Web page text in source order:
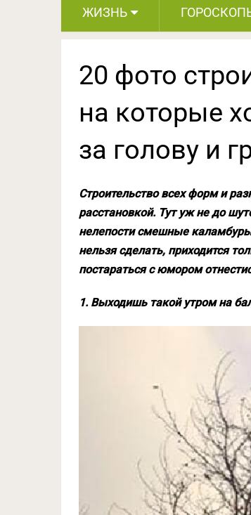
ЖИЗНЬ
20 фото
на которые
за голову и
Строительство всех форм и
расстановкой. Тут уж не до
нелепости смешные
нельзя сделать, приходится
постараться с юмором
1. Выходишь такой утром на